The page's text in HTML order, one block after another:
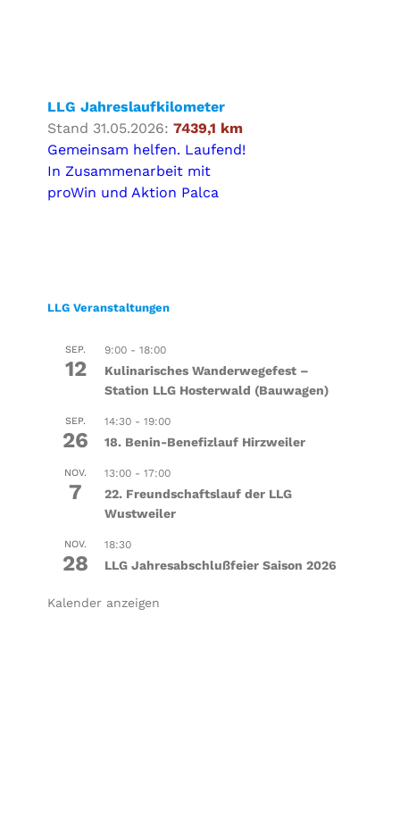
LLG Jahreslaufkilometer
Stand 31.05.2026: 7439,1 km
Gemeinsam helfen. Laufend!
In Zusammenarbeit mit
proWin und Aktion Palca
LLG Veranstaltungen
SEP.
12
9:00- 18:00
Kulinarisches Wanderwegefest –
Station LLG Hosterwald (Bauwagen)
SEP.
26
14:30- 19:00
18. Benin-Benefizlauf Hirzweiler
NOV.
7
13:00- 17:00
22. Freundschaftslauf der LLG
Wustweiler
NOV.
28
18:30
LLG Jahresabschlußfeier Saison 2026
Kalender anzeigen